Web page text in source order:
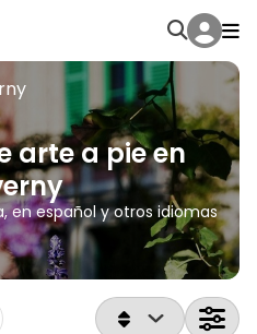
arte a pie en
en español y otros idiomas